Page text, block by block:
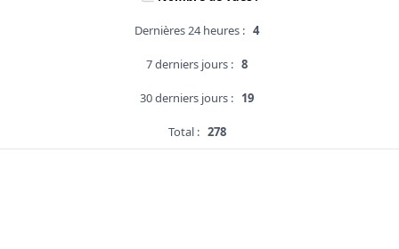
Dernières 24 heures : 4
7 derniers jours : 8
30 derniers jours : 19
Total : 278